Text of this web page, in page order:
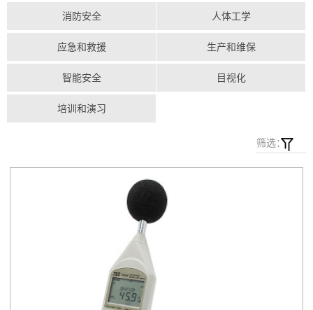
消防安全 人体工学
应急和救援 生产和维保
智能安全 目视化
培训和演习
筛选：